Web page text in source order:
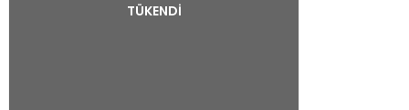
TÜKENDİ